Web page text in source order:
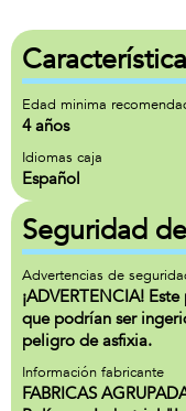
Edad minima
4 años
Idiomas caja
Español
Seguridad
Advertencias de
¡ADVERTENCIA!
que podrían ser
peligro de asfixia.
Información fabricante
FABRICAS